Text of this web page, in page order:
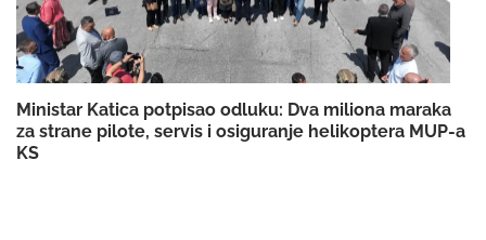
Ministar Katica potpisao odluku: Dva miliona maraka
za strane pilote, servis i osiguranje helikoptera MUP-a
KS